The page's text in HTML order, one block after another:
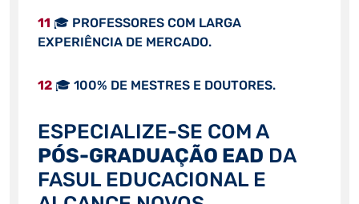
11 🎓 PROFESSORES COM LARGA
EXPERIÊNCIA DE MERCADO.
12🎓 100% DE MESTRES E DOUTORES.
ESPECIALIZE-SE COM A
PÓS-GRADUAÇÃO EAD DA
FASUL EDUCACIONAL E